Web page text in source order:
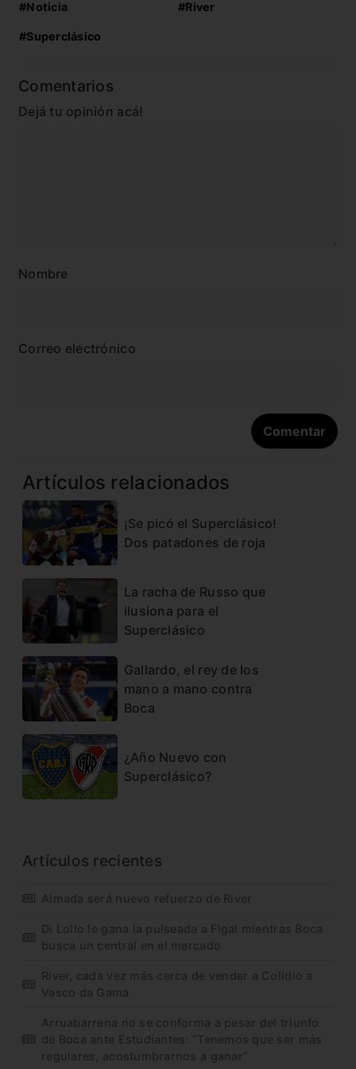
#Noticia #River
#Superclásico
Comentarios
Dejá tu opinión acá!
Nombre
Correo electrónico
Artículos relacionados
¡Se picó el Superclásico!
Dos patadones de roja
La racha de Russo que
ilusiona para el
Superclásico
Gallardo, el rey de los
mano a mano contra
Boca
¿Año Nuevo con
Superclásico?
Artículos recientes
Almada será nuevo refuerzo de River
Di Lollo le gana la pulseada a Figal mientras Boca
busca un central en el mercado
River, cada vez más cerca de vender a Colidio a
Vasco da Gama
Arruabarrena no se conforma a pesar del triunfo
de Boca ante Estudiantes: “Tenemos que ser más
regulares, acostumbrarnos a ganar”